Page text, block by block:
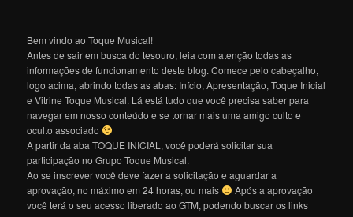
Bem vindo ao Toque Musical!
Antes de sair em busca do tesouro, leia com atenção todas as
informações de funcionamento deste blog. Comece pelo cabeçalho,
logo acima, abrindo todas as abas: Início, Apresentação, Toque Inicial
e Vitrine Toque Musical. Lá está tudo que você precisa saber para
navegar em nosso conteúdo e se tornar mais uma amigo culto e
oculto associado
A partir da aba TOQUE INICIAL, você poderá solicitar sua
participação no Grupo Toque Musical.
Ao se inscrever você deve fazer a solicitação e aguardar a
aprovação, no máximo em 24 horas, ou mais
Após a aprovação
você terá o seu acesso liberado ao GTM, podendo buscar os links